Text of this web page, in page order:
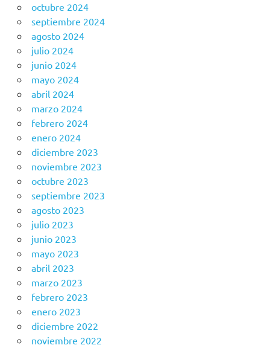
octubre 2024
septiembre 2024
agosto 2024
julio 2024
junio 2024
mayo 2024
abril 2024
marzo 2024
febrero 2024
enero 2024
diciembre 2023
noviembre 2023
octubre 2023
septiembre 2023
agosto 2023
julio 2023
junio 2023
mayo 2023
abril 2023
marzo 2023
febrero 2023
enero 2023
diciembre 2022
noviembre 2022